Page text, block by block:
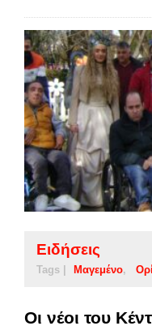
Ειδήσεις
Tags | Μαγεμένο
Οι νέοι του